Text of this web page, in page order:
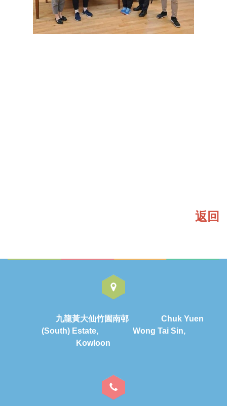
返回
九龍黃大仙竹園南邨 Chuk Yuen
(South) Estate, Wong Tai Sin,
Kowloon